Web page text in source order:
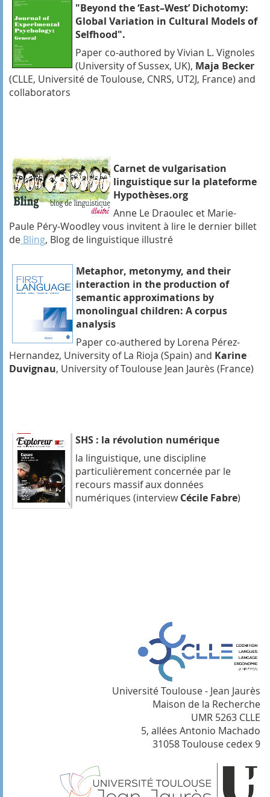
"Beyond the ‘East–West’ Dichotomy:
Global Variation in Cultural Models of
Selfhood".
Paper co-authored by Vivian L. Vignoles
(University of Sussex, UK), Maja Becker
(CLLE, Université de Toulouse, CNRS, UT2J, France) and
collaborators
Carnet de vulgarisation
linguistique sur la plateforme
Hypothèses.org
Anne Le Draoulec et Marie-
Paule Péry-Woodley vous invitent à lire le dernier billet
de Bling, Blog de linguistique illustré
Metaphor, metonymy, and their
interaction in the production of
semantic approximations by
monolingual children: A corpus
analysis
Paper co-authered by Lorena Pérez-
Hernandez, University of La Rioja (Spain) and Karine
Duvignau, University of Toulouse Jean Jaurès (France)
SHS : la révolution numérique
la linguistique, une discipline
particulièrement concernée par le
recours massif aux données
numériques (interviewCécile Fabre)
Université Toulouse - Jean Jaurès
Maison de la Recherche
UMR 5263 CLLE
5, allées Antonio Machado
31058 Toulouse cedex 9